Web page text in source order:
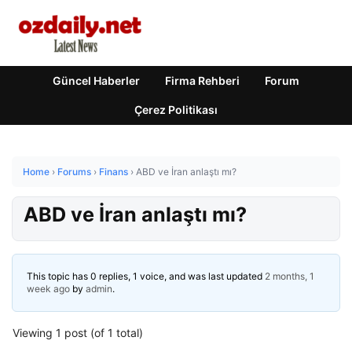
Güncel Haberler Firma Rehberi Forum
Çerez Politikası
Home › Forums › Finans › ABD ve İran anlaştı mı?
ABD ve İran anlaştı mı?
This topic has 0 replies, 1 voice, and was last updated 2 months, 1
week ago by admin.
Viewing 1 post (of 1 total)